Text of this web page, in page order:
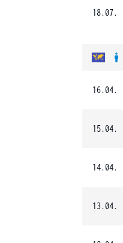
18.07.
16.04.
15.04.
14.04.
13.04.